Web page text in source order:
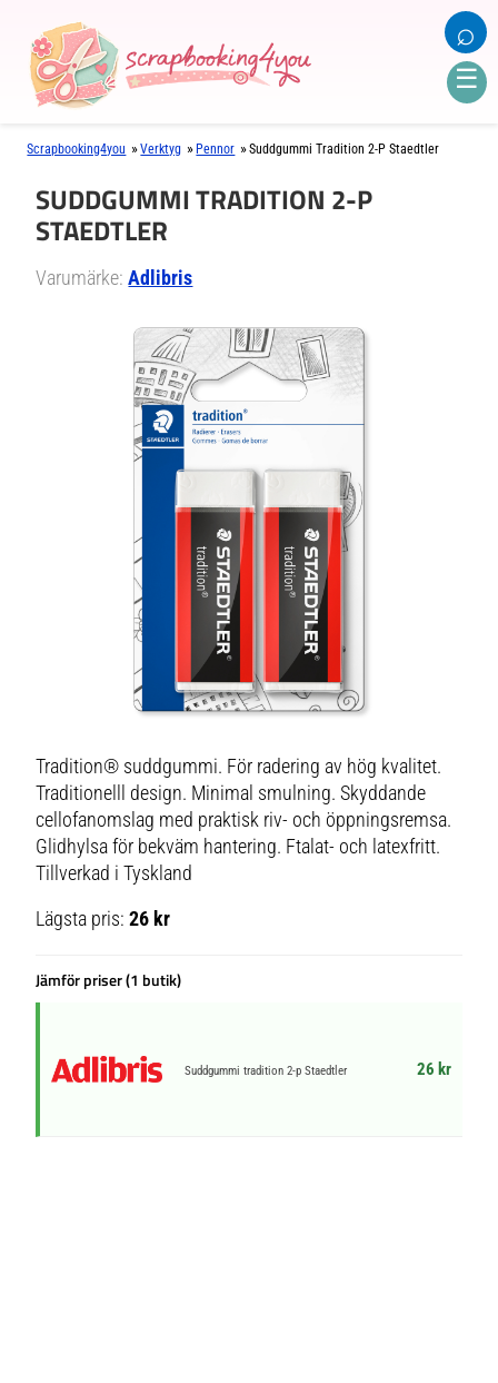
☰
⌕
Scrapbooking4you »Verktyg » Pennor »Suddgummi Tradition 2-P Staedtler
SUDDGUMMI TRADITION 2-P
STAEDTLER
Varumärke:Adlibris
Tradition® suddgummi. För radering av hög kvalitet.
Traditionelll design. Minimal smulning. Skyddande
cellofanomslag med praktisk riv- och öppningsremsa.
Glidhylsa för bekväm hantering. Ftalat- och latexfritt.
Tillverkad i Tyskland
Lägsta pris:26 kr
Jämför priser (1 butik)
Suddgummi tradition 2-p Staedtler 26 kr